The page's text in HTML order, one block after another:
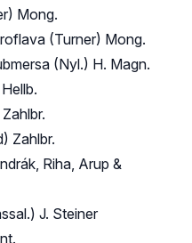
Mong.
(Turner) Mong.
(Nyl.) H. Magn.
Zahlbr.
Riha, Arup &
J. Steiner